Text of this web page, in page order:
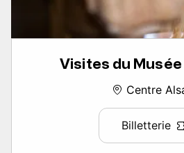
Visites du
Centre
Billetterie